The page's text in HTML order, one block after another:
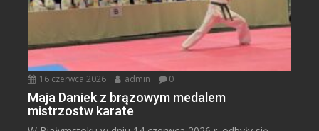
16 czerwca 2026 admin 0
Maja Daniek z brązowym medalem
mistrzostw karate